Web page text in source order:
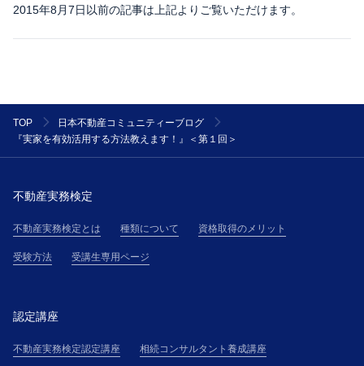
2015年8月7日以前の記事は上記よりご覧いただけます。
TOP
日本不動産コミュニティーブログ
『実家を有効活用する方法教えます！』＜第１回＞
不動産実務検定
不動産実務検定とは 種類について 資格取得のメリット
受験方法 受講生専用ページ
認定講座
不動産実務検定認定講座 相続コンサルタント養成講座